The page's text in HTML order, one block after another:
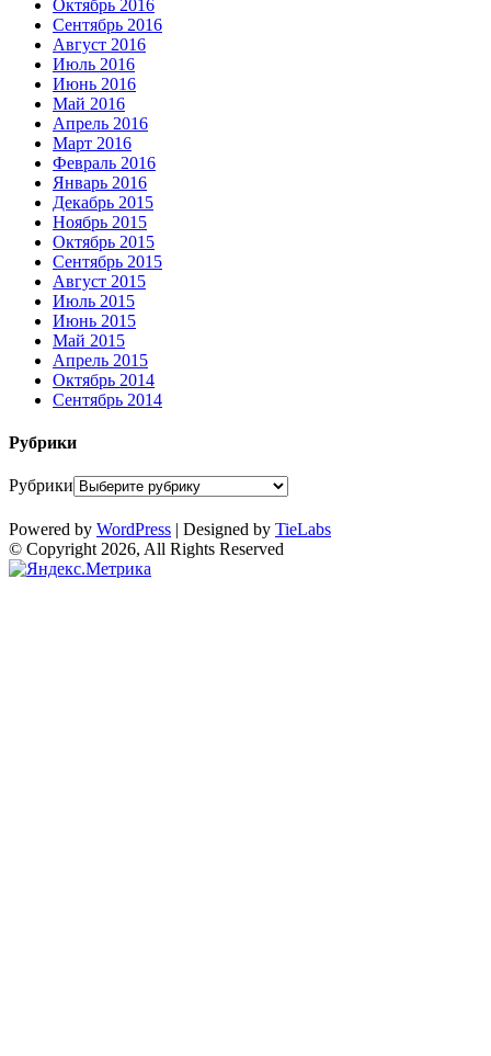
Октябрь 2016
Сентябрь 2016
Август 2016
Июль 2016
Июнь 2016
Май 2016
Апрель 2016
Март 2016
Февраль 2016
Январь 2016
Декабрь 2015
Ноябрь 2015
Октябрь 2015
Сентябрь 2015
Август 2015
Июль 2015
Июнь 2015
Май 2015
Апрель 2015
Октябрь 2014
Сентябрь 2014
Рубрики
Рубрики
Powered by WordPress | Designed by TieLabs
© Copyright 2026, All Rights Reserved